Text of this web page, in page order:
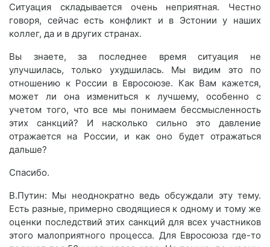
Ситуация складывается очень неприятная. Честно
говоря, сейчас есть конфликт и в Эстонии у наших
коллег, да и в других странах.
Вы знаете, за последнее время ситуация не
улучшилась, только ухудшилась. Мы видим это по
отношению к России в Евросоюзе. Как Вам кажется,
может ли она измениться к лучшему, особенно с
учетом того, что все мы понимаем бессмысленность
этих санкций? И насколько сильно это давление
отражается на России, и как оно будет отражаться
дальше?
Спасибо.
В.Путин: Мы неоднократно ведь обсуждали эту тему.
Есть разные, примерно сводящиеся к одному и тому же
оценки последствий этих санкций для всех участников
этого малоприятного процесса. Для Евросоюза где-то